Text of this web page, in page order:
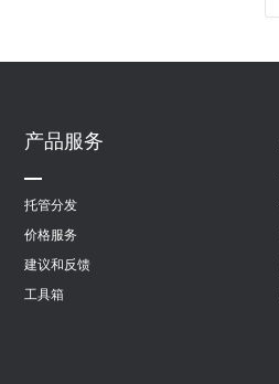
产品服务
托管分发
价格服务
建议和反馈
工具箱